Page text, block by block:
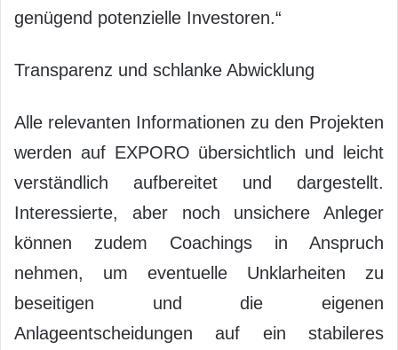
genügend potenzielle Investoren.“
Transparenz und schlanke Abwicklung
Alle relevanten Informationen zu den Projekten
werden auf EXPORO übersichtlich und leicht
verständlich aufbereitet und dargestellt.
Interessierte, aber noch unsichere Anleger
können zudem Coachings in Anspruch
nehmen, um eventuelle Unklarheiten zu
beseitigen und die eigenen
Anlageentscheidungen auf ein stabileres